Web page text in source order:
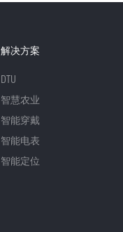
解决方案
DTU
智慧农业
智能穿戴
智能电表
智能定位